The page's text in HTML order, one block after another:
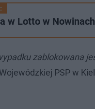
w Lotto w
zablokowana
PSP w